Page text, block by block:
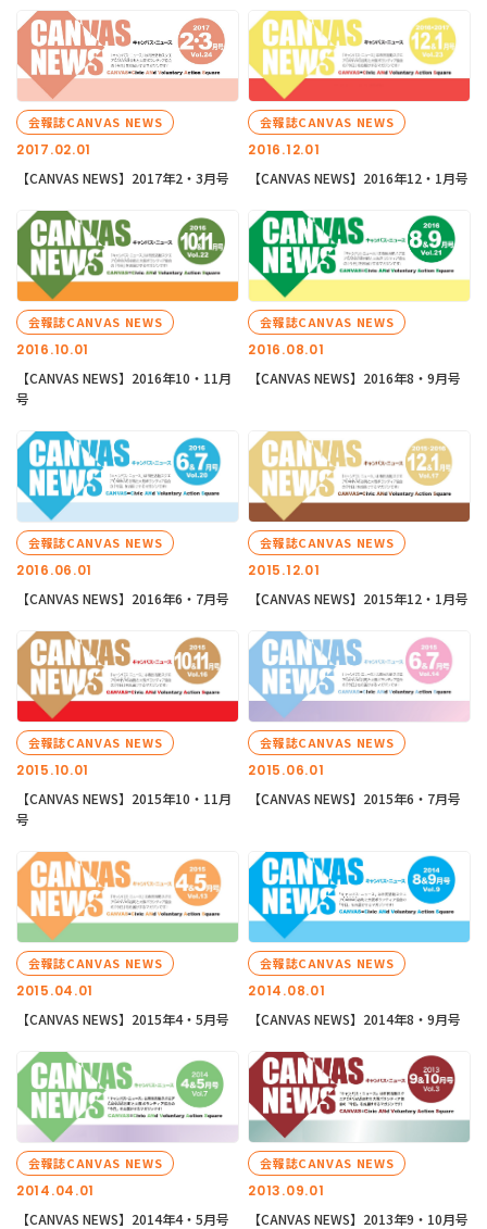
2017.02.01
会報誌CANVAS NEWS
【CANVAS NEWS】2017年2・3月号
2016.12.01
会報誌CANVAS NEWS
【CANVAS NEWS】2016年12・1月号
2016.10.01
会報誌CANVAS NEWS
【CANVAS NEWS】2016年10・11月
号
2016.08.01
会報誌CANVAS NEWS
【CANVAS NEWS】2016年8・9月号
2016.06.01
会報誌CANVAS NEWS
【CANVAS NEWS】2016年6・7月号
2015.12.01
会報誌CANVAS NEWS
【CANVAS NEWS】2015年12・1月号
2015.10.01
会報誌CANVAS NEWS
【CANVAS NEWS】2015年10・11月
号
2015.06.01
会報誌CANVAS NEWS
【CANVAS NEWS】2015年6・7月号
2015.04.01
会報誌CANVAS NEWS
【CANVAS NEWS】2015年4・5月号
2014.08.01
会報誌CANVAS NEWS
【CANVAS NEWS】2014年8・9月号
2014.04.01
会報誌CANVAS NEWS
【CANVAS NEWS】2014年4・5月号
2013.09.01
会報誌CANVAS NEWS
【CANVAS NEWS】2013年9・10月号